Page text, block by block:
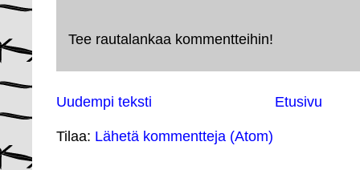
Tee rautalankaa kommentteihin!
Uudempi teksti Etusivu
Tilaa: Lähetä kommentteja (Atom)